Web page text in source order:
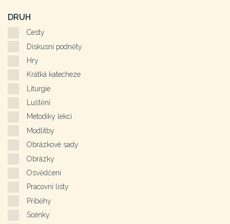
DRUH
Cesty
Diskusní podněty
Hry
Krátká katecheze
Liturgie
Luštění
Metodiky lekcí
Modlitby
Obrázkové sady
Obrázky
Osvědčení
Pracovní listy
Příběhy
Scénky